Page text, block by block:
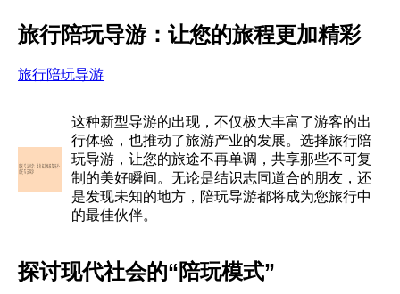
旅行陪玩导游：让您的旅程更加精彩
旅行陪玩导游
这种新型导游的出现，不仅极大丰富了游客的出
行体验，也推动了旅游产业的发展。选择旅行陪
玩导游，让您的旅途不再单调，共享那些不可复
制的美好瞬间。无论是结识志同道合的朋友，还
是发现未知的地方，陪玩导游都将成为您旅行中
的最佳伙伴。
探讨现代社会的“陪玩模式”